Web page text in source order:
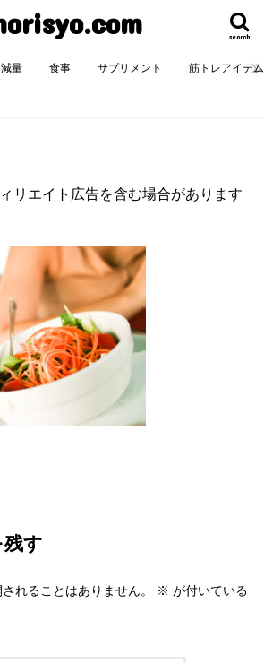
search
量 食事 サプリメント 筋トレアイテム
リエイト広告を含む場合があります
す
れることはありません。 ※ が付いている